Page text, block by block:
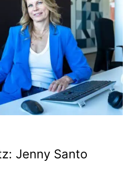
Jenny Santo